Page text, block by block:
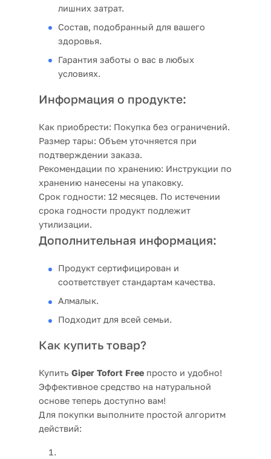
лишних затрат.
Состав, подобранный для вашего
здоровья.
Гарантия заботы о вас в любых
условиях.
Информация о продукте:
Как приобрести: Покупка без ограничений.
Размер тары: Объем уточняется при
подтверждении заказа.
Рекомендации по хранению: Инструкции по
хранению нанесены на упаковку.
Срок годности: 12 месяцев. По истечении
срока годности продукт подлежит
утилизации.
Дополнительная информация:
Продукт сертифицирован и
соответствует стандартам качества.
Алмалык.
Подходит для всей семьи.
Как купить товар?
Купить Giper Tofort Free просто и удобно!
Эффективное средство на натуральной
основе теперь доступно вам!
Для покупки выполните простой алгоритм
действий: